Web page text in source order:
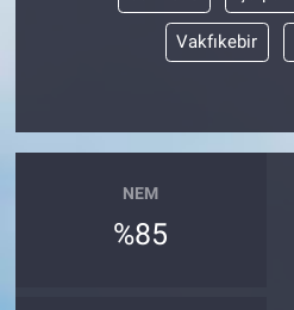
Vakfıkebir
NEM
%85